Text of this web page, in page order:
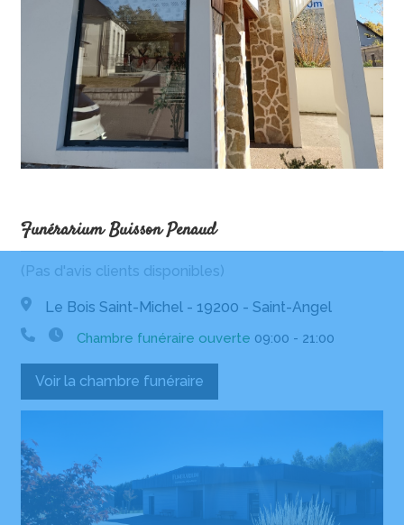
Funérarium Buisson Penaud
(Pas d'avis clients disponibles)
Le Bois Saint-Michel - 19200 - Saint-Angel
Chambre funéraire ouverte 09:00 - 21:00
Voir la chambre funéraire